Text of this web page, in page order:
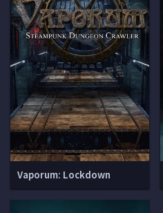
Vaporum: Lockdown